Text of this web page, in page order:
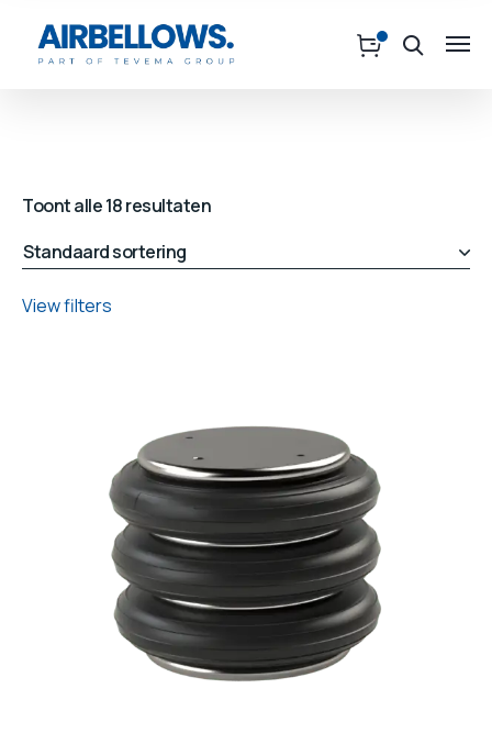
Toont alle 18 resultaten
View filters